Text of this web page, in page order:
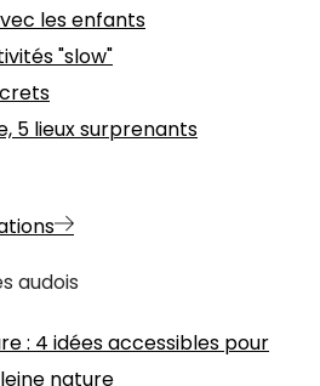
les enfants
"slow"
5 lieux surprenants
audois
: 4 idées accessibles pour
nature